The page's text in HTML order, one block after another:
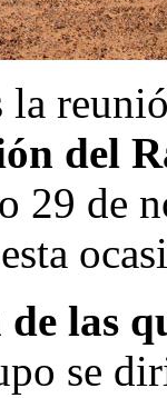
la
del
29 de
las
se